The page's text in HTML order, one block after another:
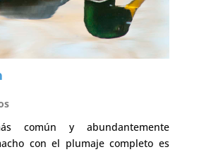
común y abundantemente
con el plumaje completo es